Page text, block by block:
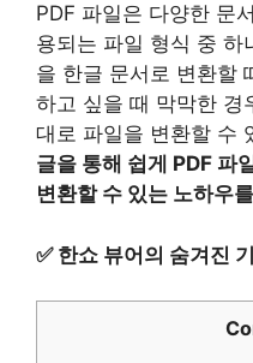
PDF 파일은 다양한 문
용되는 파일 형식 중 하
을 한글 문서로 변환할
하고 싶을 때 막막한 경
대로 파일을 변환할 수
글을 통해 쉽게 PDF 파
변환할 수 있는 노하우
✅ 한쇼 뷰어의 숨겨진